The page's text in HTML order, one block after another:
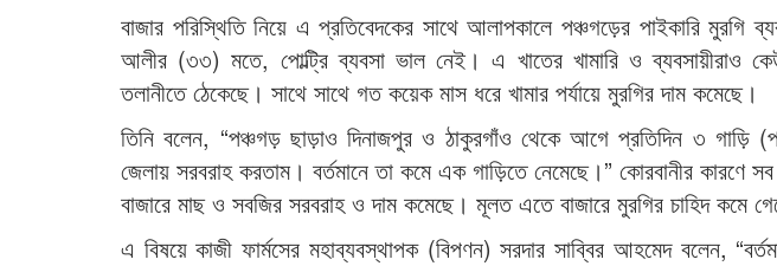
বাজার পরিস্থিতি নিয়ে এ প্রতিবেদকের সাথে আলাপকালে পঞ্চগড়ের পাইকারি মুরগি
আলীর (৩৩) মতে, পোল্ট্রি ব্যবসা ভাল নেই। এ খাতের খামারি ও ব্যবসায়ীরাও
তলানীতে ঠেকেছে। সাথে সাথে গত কয়েক মাস ধরে খামার পর্যায়ে মুরগির দাম কমেছে।
তিনি বলেন, “পঞ্চগড় ছাড়াও দিনাজপুর ও ঠাকুরগাঁও থেকে আগে প্রতিদিন ৩ গাড়ি
জেলায় সরবরাহ করতাম। বর্তমানে তা কমে এক গাড়িতে নেমেছে।” কোরবানীর কারণে
বাজারে মাছ ও সবজির সরবরাহ ও দাম কমেছে। মূলত এতে বাজারে মুরগির চাহিদ কমে
এ বিষয়ে কাজী ফার্মসের মহাব্যবস্থাপক (বিপণন) সরদার সাব্বির আহমেদ বলেন,